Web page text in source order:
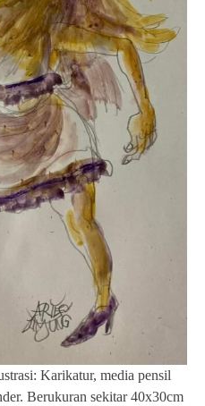
Karikatur, media pensil
Berukuran sekitar 40x30cm